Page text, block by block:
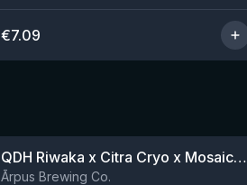
€7.09
Nog 9QDH Riwaka x Citra Cryo x Mosaic Cryo x Nectaron TIPA
Ārpus Brewing Co.